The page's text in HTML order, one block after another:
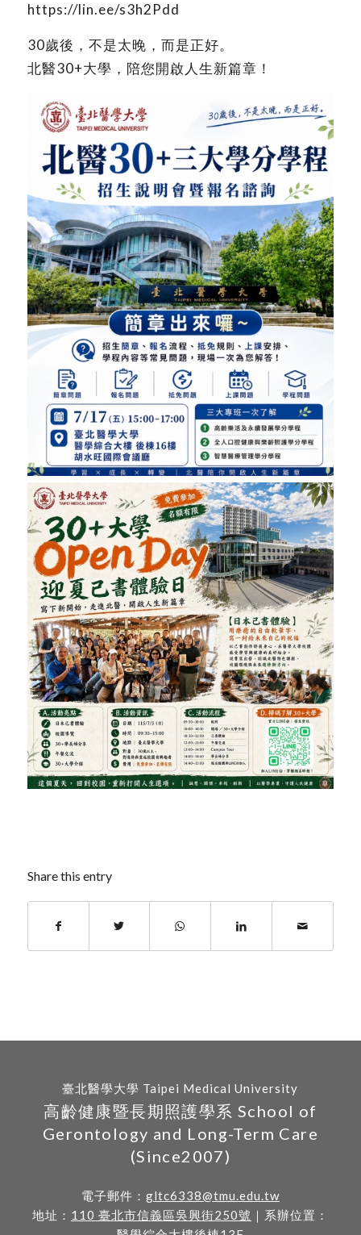
https://lin.ee/s3h2Pdd
30歲後，不是太晚，而是正好。
北醫30+大學，陪您開啟人生新篇章！
Share this entry
臺北醫學大學 Taipei Medical University
高齡健康暨長期照護學系 School of
Gerontology and Long-Term Care
(Since2007)
電子郵件： gltc6338@tmu.edu.tw
地址： 110 臺北市信義區吳興街250號 ｜系辦位置：